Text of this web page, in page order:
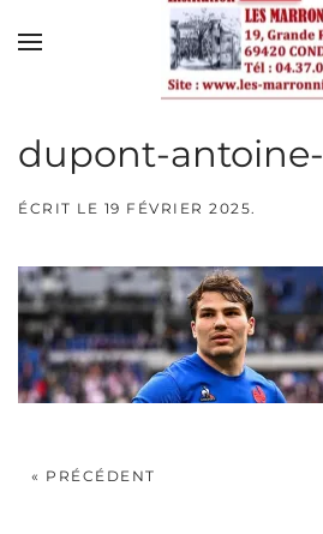
Skip to main content
dupont-antoine-
ÉCRIT LE 19 FÉVRIER 2025.
« PRÉCÉDENT